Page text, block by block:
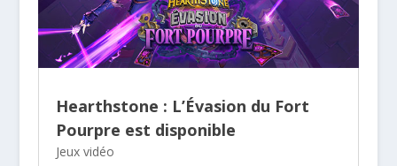
Hearthstone : L’Évasion du Fort
Pourpre est disponible
Jeux vidéo